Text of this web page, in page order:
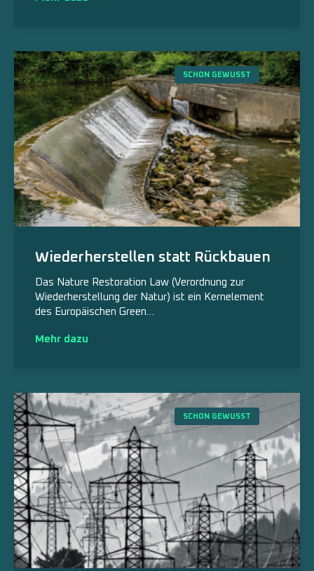
SCHON GEWUSST
Wiederherstellen statt Rückbauen
Das Nature Restoration Law (Verordnung zur
Wiederherstellung der Natur) ist ein Kernelement
des Europäischen Green…
Mehr dazu
SCHON GEWUSST